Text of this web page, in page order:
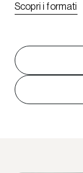
Scopri i formati